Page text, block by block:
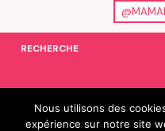
RECHERCHE
ON EN
Nous utilisons des
expérience sur notre site